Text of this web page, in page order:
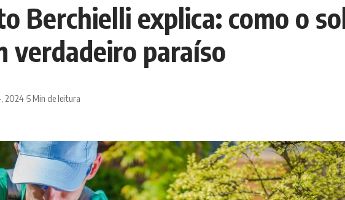
Berchielli explica: como o
verdadeiro paraíso
2024 5 Min de leitura